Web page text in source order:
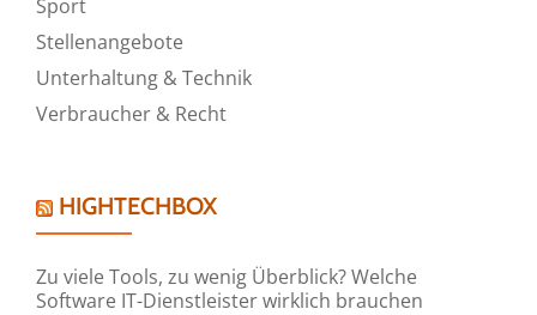
Sport
Stellenangebote
Unterhaltung & Technik
Verbraucher & Recht
HIGHTECHBOX
Zu viele Tools, zu wenig Überblick? Welche
Software IT-Dienstleister wirklich brauchen